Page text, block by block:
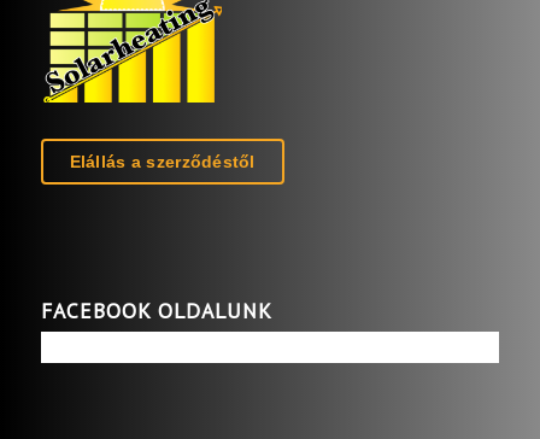
Elállás a szerződéstől
FACEBOOK OLDALUNK